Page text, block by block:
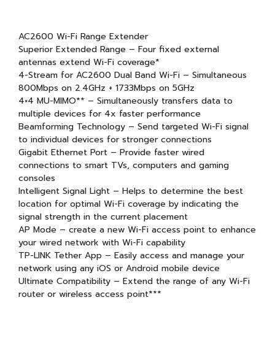
AC2600 Wi-Fi Range Extender
Superior Extended Range – Four fixed external
antennas extend Wi-Fi coverage*
4-Stream for AC2600 Dual Band Wi-Fi – Simultaneous
800Mbps on 2.4GHz + 1733Mbps on 5GHz
4×4 MU-MIMO** – Simultaneously transfers data to
multiple devices for 4x faster performance
Beamforming Technology – Send targeted Wi-Fi signal
to individual devices for stronger connections
Gigabit Ethernet Port – Provide faster wired
connections to smart TVs, computers and gaming
consoles
Intelligent Signal Light – Helps to determine the best
location for optimal Wi-Fi coverage by indicating the
signal strength in the current placement
AP Mode – create a new Wi-Fi access point to enhance
your wired network with Wi-Fi capability
TP-LINK Tether App – Easily access and manage your
network using any iOS or Android mobile device
Ultimate Compatibility – Extend the range of any Wi-Fi
router or wireless access point***